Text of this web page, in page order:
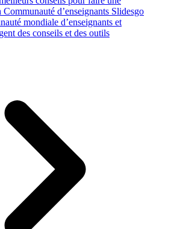
Communauté d’enseignants Slidesgo
mondiale d’enseignants et
des conseils et des outils